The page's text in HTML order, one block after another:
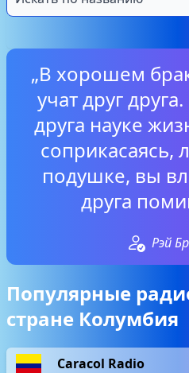
„В хорошем
учат друг
друга науке
соприкасаясь,
подушке, вы
друга
Рэй
Популярные
стране Колумбия
Caracol Radio